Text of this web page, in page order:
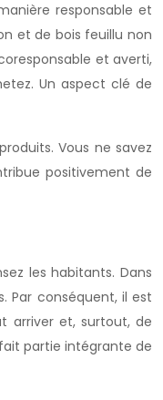
responsable et
et de bois feuillu non
et averti,
Un aspect clé de
Vous ne savez
positivement de
les habitants. Dans
Par conséquent, il est
arriver et, surtout, de
partie intégrante de